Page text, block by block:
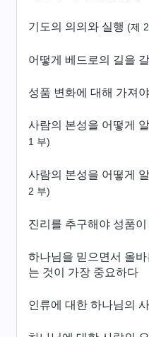
기도의 의의와 실행 (제
어떻게 베드로의 길을
성품 변화에 대해 가져
사람의 본성을 어떻게
1 부)
사람의 본성을 어떻게
2 부)
진리를 추구해야 성품
하나님을 믿으면서 올
는 것이 가장 중요하다
인류에 대한 하나님의